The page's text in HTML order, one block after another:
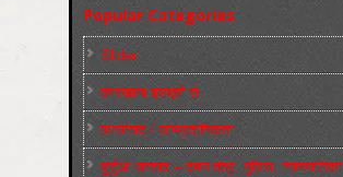
Popular Categories
Slider
कारख़ाना इलाक़ों से
फ़ासीवाद / साम्‍प्रदायिकता
बुर्जुआ जनवाद – दमन तंत्र, पुलिस, न्‍यायपालिका